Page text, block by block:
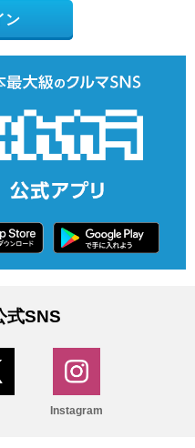
ン
式SNS
Instagram